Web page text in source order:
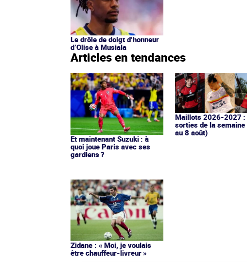
Le drôle de doigt d’honneur
d’Olise à Musiala
Articles en tendances
Et maintenant Suzuki : à
quoi joue Paris avec ses
gardiens ?
Maillots 2026-2027 :
sorties de la semaine
au 8 août)
Zidane : « Moi, je voulais
être chauffeur-livreur »